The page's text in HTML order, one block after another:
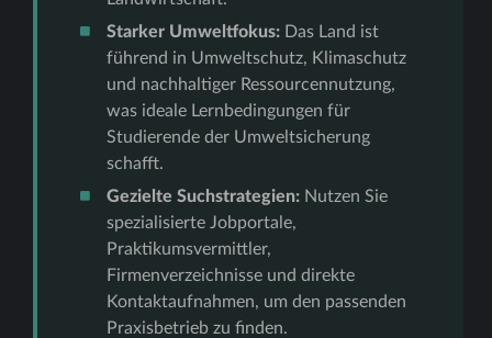
Starker Umweltfokus:Das Land ist
führend in Umweltschutz, Klimaschutz
und nachhaltiger Ressourcennutzung,
was ideale Lernbedingungen für
Studierende der Umweltsicherung
schafft.
Gezielte Suchstrategien:Nutzen Sie
spezialisierte Jobportale,
Praktikumsvermittler,
Firmenverzeichnisse und direkte
Kontaktaufnahmen, um den passenden
Praxisbetrieb zu finden.